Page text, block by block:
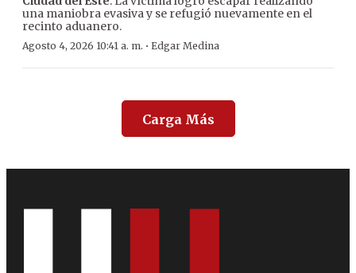
una maniobra evasiva y se refugió nuevamente en el
recinto aduanero.
Agosto 4, 2026 10:41 a. m. · Edgar Medina
Carga Más